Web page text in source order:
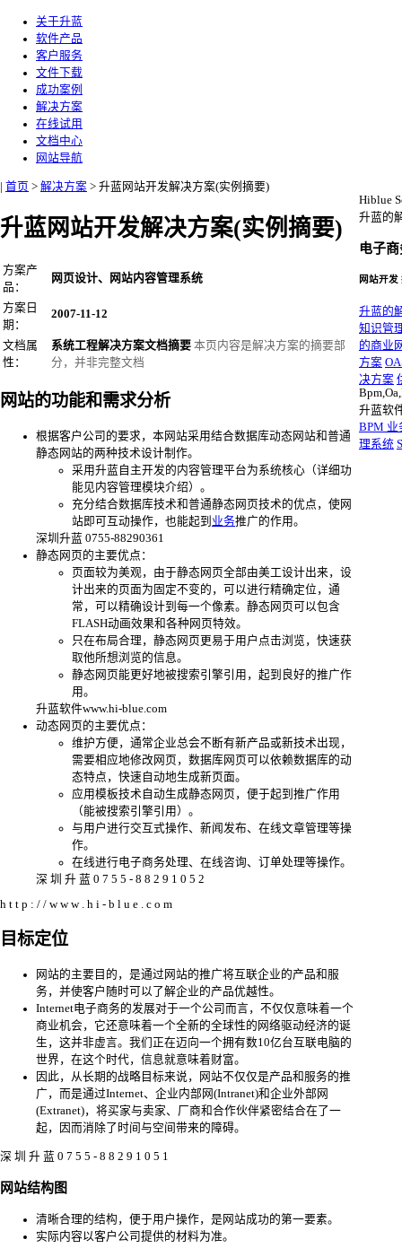
关于升蓝
软件产品
客户服务
文件下载
成功案例
解决方案
在线试用
文档中心
网站导航
| 首页 > 解决方案 > 升蓝网站开发解决方案(实例摘要)
升蓝网站开发解决方案(实例摘要)
方案产
品：
网页设计、网站内容管理系统
方案日
期：
2007-11-12
文档属
性：
系统工程解决方案文档摘要 本页内容是解决方案的摘要部
分，并非完整文档
网站的功能和需求分析
根据客户公司的要求，本网站采用结合数据库动态网站和普通
静态网站的两种技术设计制作。
采用升蓝自主开发的内容管理平台为系统核心（详细功
能见内容管理模块介绍）。
充分结合数据库技术和普通静态网页技术的优点，使网
站即可互动操作，也能起到 业务推广的作用。
深圳升蓝 0755-88290361
静态网页的主要优点：
页面较为美观，由于静态网页全部由美工设计出来，设
计出来的页面为固定不变的，可以进行精确定位，通
常，可以精确设计到每一个像素。静态网页可以包含
FLASH动画效果和各种网页特效。
只在布局合理，静态网页更易于用户点击浏览，快速获
取他所想浏览的信息。
静态网页能更好地被搜索引擎引用，起到良好的推广作
用。
升蓝软件www.hi-blue.com
动态网页的主要优点：
维护方便，通常企业总会不断有新产品或新技术出现，
需要相应地修改网页，数据库网页可以依赖数据库的动
态特点，快速自动地生成新页面。
应用模板技术自动生成静态网页，便于起到推广作用
（能被搜索引擎引用）。
与用户进行交互式操作、新闻发布、在线文章管理等操
作。
在线进行电子商务处理、在线咨询、订单处理等操作。
深 圳 升 蓝 0 7 5 5 - 8 8 2 9 1 0 5 2
h t t p : / / w w w . h i - b l u e . c o m
目标定位
网站的主要目的，是通过网站的推广将互联企业的产品和服
务，并使客户随时可以了解企业的产品优越性。
Internet电子商务的发展对于一个公司而言，不仅仅意味着一个
商业机会，它还意味着一个全新的全球性的网络驱动经济的诞
生，这并非虚言。我们正在迈向一个拥有数10亿台互联电脑的
世界，在这个时代，信息就意味着财富。
因此，从长期的战略目标来说，网站不仅仅是产品和服务的推
广，而是通过Internet、企业内部网(Intranet)和企业外部网
(Extranet)，将买家与卖家、厂商和合作伙伴紧密结合在了一
起，因而消除了时间与空间带来的障碍。
深 圳 升 蓝 0 7 5 5 - 8 8 2 9 1 0 5 1
网站结构图
清晰合理的结构，便于用户操作，是网站成功的第一要素。
实际内容以客户公司提供的材料为准。
Hiblue
升蓝的
电子
网站开
升蓝的
知识管
的商业
方案
决方案
升蓝软
BPM 业
理系统